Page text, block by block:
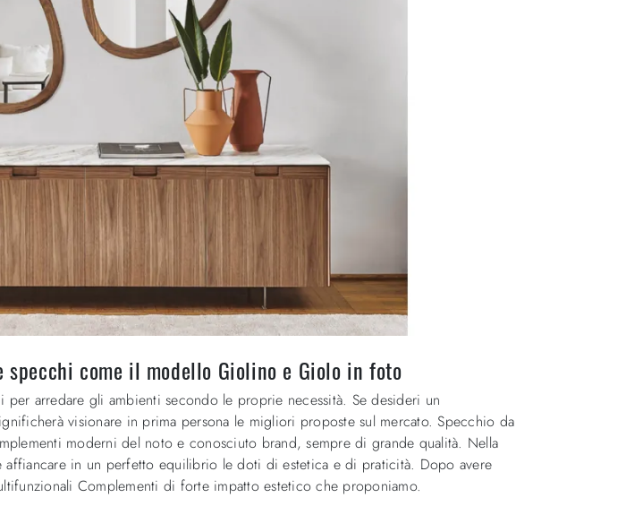
come il modello Giolino e Giolo in foto
arredare gli ambienti secondo le proprie necessità. Se desideri un
visionare in prima persona le migliori proposte sul mercato. Specchio da
moderni del noto e conosciuto brand, sempre di grande qualità. Nella
in un perfetto equilibrio le doti di estetica e di praticità. Dopo avere
Complementi di forte impatto estetico che proponiamo.